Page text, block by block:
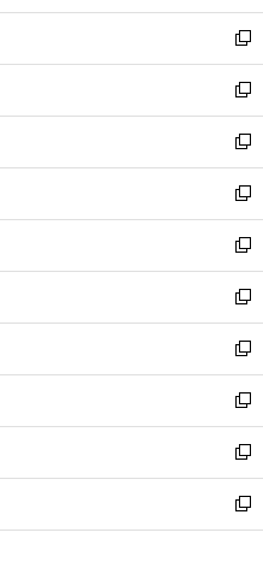
開
く
ウ
で
開
く
ン
ド
ウ
で
開
く
ウ
ィ
ン
ド
ウ
で
開
く
新
し
い
ウ
ィ
ン
ド
ウ
で
開
く
新
し
い
ウ
ィ
ン
ド
ウ
で
開
く
新
し
い
ウ
ィ
ン
ド
ウ
で
開
く
新
し
い
ウ
ィ
ン
ド
ウ
で
開
く
新
し
い
ウ
ィ
ン
ド
ウ
で
開
く
新
し
い
ウ
ィ
ン
ド
ウ
で
開
新
し
い
ウ
ィ
ン
ド
ウ
新
し
い
ウ
ィ
ン
新
し
い
ウ
新
し